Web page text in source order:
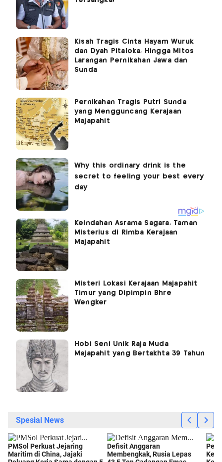
Kisah Tragis Cinta Hayam Wuruk
dan Dyah Pitaloka, Hingga Mitos
Larangan Pernikahan Jawa dan
Sunda
Pernikahan Tragis Putri Sunda
yang Mengguncang Kerajaan
Majapahit
Keindahan Asrama Sagara, Taman
Misterius di Rimba Kerajaan
Majapahit
Misteri Lokasi Kerajaan Majapahit
Timur yang Dipimpin Bhre
Wengker
Hobi Seni Unik Raja Muda
Majapahit yang Bertakhta 39 Tahun